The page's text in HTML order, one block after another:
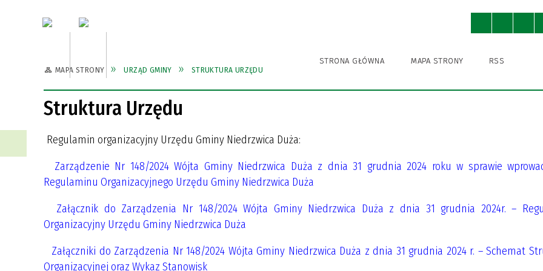
STRONA GŁÓWNA MAPA STRONY RSS
WŁADZE GMINY PRACOWNICY URZĘDU STRUKTURA URZĘDU
INWESTYCJE
DIGITALIZACJA ZESZYTÓW
NIEDRZWICKICH, INNYCH
PUBLIKACJI: DRUKÓW ULOTNYCH,
PRZYJACIÓŁ ZIEMI
DZIAŁALNOŚCI 1999-2023 R.
GMINNA BIBLIOTEKA PUBLICZNA
GMINNY OŚRODEK
DIGITALIZACJA ZESZYTÓW
NIEDRZWICKICH, INNYCH
PUBLIKACJI: DRUKÓW ULOTNYCH,
PRZYJACIÓŁ ZIEMI
DZIAŁALNOŚCI 1999-2023 R.
GMINNA BIBLIOTEKA PUBLICZNA
GMINNY OŚRODEK
ZABYTKI GMINNA EWIDENCJA ZABYTKÓW IZBA TRADYCJI
CMENTARZE
WALORY PRZYRODNICZE PRZEWODNIKI, FOLDERY
GKS ORION KS HEKSA
GMINNA AKADEMIA
MAPA STRONY URZĄD GMINY STRUKTURA URZĘDU
Struktura Urzędu
Regulamin organizacyjny Urzędu Gminy Niedrzwica Duża:
Zarządzenie Nr 148/2024 Wójta Gminy Niedrzwica Duża z dnia 31 grudnia 2024 roku w sprawie
Regulaminu Organizacyjnego Urzędu Gminy Niedrzwica Duża
Załącznik do Zarządzenia Nr 148/2024 Wójta Gminy Niedrzwica Duża z dnia 31 grudnia 2024r. –
Organizacyjny Urzędu Gminy Niedrzwica Duża
Załączniki do Zarządzenia Nr 148/2024 Wójta Gminy Niedrzwica Duża z dnia 31 grudnia 2024 r. – Schemat
Organizacyjnej oraz Wykaz Stanowisk